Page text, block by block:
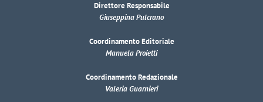
Direttore Responsabile
Giuseppina Pulcrano
Coordinamento Editoriale
Manuela Proietti
Coordinamento Redazionale
Valeria Guarnieri